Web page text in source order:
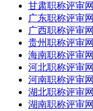
甘肃职称评审网
广东职称评审网
广西职称评审网
贵州职称评审网
海南职称评审网
河北职称评审网
河南职称评审网
湖北职称评审网
湖南职称评审网